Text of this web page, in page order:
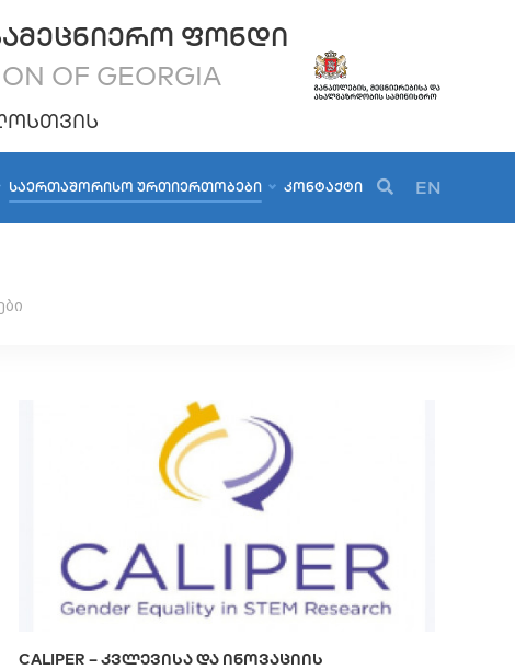
ᲤᲝᲜᲓᲘ
OF GEORGIA
ᲡᲐᲔᲠᲗᲐᲨᲝᲠᲘᲡᲝ ᲣᲠᲗᲘᲔᲠᲗᲝᲑᲔᲑᲘ ᲙᲝᲜᲢᲐᲥᲢᲘ EN
CALIPER – ᲙᲕᲚᲔᲕᲘᲡᲐ ᲓᲐ ᲘᲜᲝᲕᲐᲪᲘᲘᲡ